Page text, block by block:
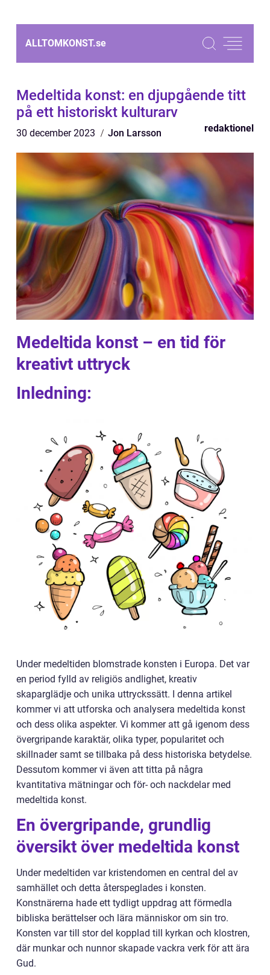
ALLTOMKONST.se
Medeltida konst: en djupgående titt
på ett historiskt kulturarv
30 december 2023 Jon Larsson redaktionel
Medeltida konst – en tid för
kreativt uttryck
Inledning:
Under medeltiden blomstrade konsten i Europa. Det var
en period fylld av religiös andlighet, kreativ
skaparglädje och unika uttryckssätt. I denna artikel
kommer vi att utforska och analysera medeltida konst
och dess olika aspekter. Vi kommer att gå igenom dess
övergripande karaktär, olika typer, popularitet och
skillnader samt se tillbaka på dess historiska betydelse.
Dessutom kommer vi även att titta på några
kvantitativa mätningar och för- och nackdelar med
medeltida konst.
En övergripande, grundlig
översikt över medeltida konst
Under medeltiden var kristendomen en central del av
samhället och detta återspeglades i konsten.
Konstnärerna hade ett tydligt uppdrag att förmedla
bibliska berättelser och lära människor om sin tro.
Konsten var till stor del kopplad till kyrkan och klostren,
där munkar och nunnor skapade vackra verk för att ära
Gud.